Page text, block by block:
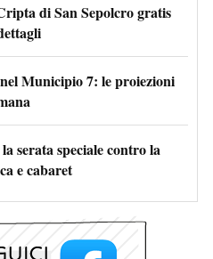
di San Sepolcro gratis
Municipio 7: le proiezioni
serata speciale contro la
e cabaret